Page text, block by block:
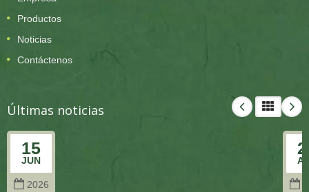
Productos
Noticias
Contáctenos
Últimas noticias
15
JUN
2026